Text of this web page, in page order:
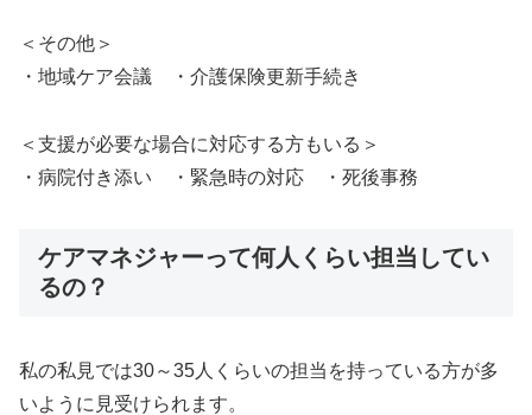
＜その他＞
・地域ケア会議 ・介護保険更新手続き
＜支援が必要な場合に対応する方もいる＞
・病院付き添い ・緊急時の対応 ・死後事務
ケアマネジャーって何人くらい担当してい
るの？
私の私見では30～35人くらいの担当を持っている方が多
いように見受けられます。